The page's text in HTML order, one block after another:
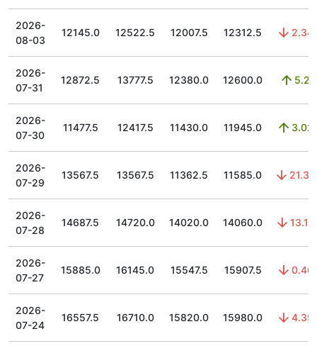
2026-
08-03
12145.0 12522.5 12007.5 12312.5 2.34
2026-
07-31
12872.5 13777.5 12380.0 12600.0 5.2
2026-
07-30
11477.5 12417.5 11430.0 11945.0 3.02
2026-
07-29
13567.5 13567.5 11362.5 11585.0 21.37
2026-
07-28
14687.5 14720.0 14020.0 14060.0 13.15
2026-
07-27
15885.0 16145.0 15547.5 15907.5 0.46
2026-
07-24
16557.5 16710.0 15820.0 15980.0 4.39